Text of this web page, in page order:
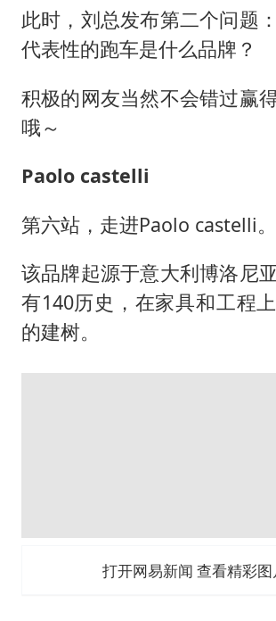
此时，刘总发布第二个问题
代表性的跑车是什么品牌？
积极的网友当然不会错过赢
哦～
Paolo castelli
第六站，走进Paolo castelli。
该品牌起源于意大利博洛尼
有140历史，在家具和工程
的建树。
网易家居全国总编辑胡艳力
建，再予装饰”，在奢华家
高的声誉。Paolo castelli追